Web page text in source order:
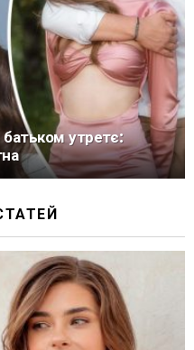
утретє: